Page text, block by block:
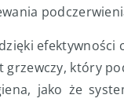
efektywności
grzewczy, który
jako że